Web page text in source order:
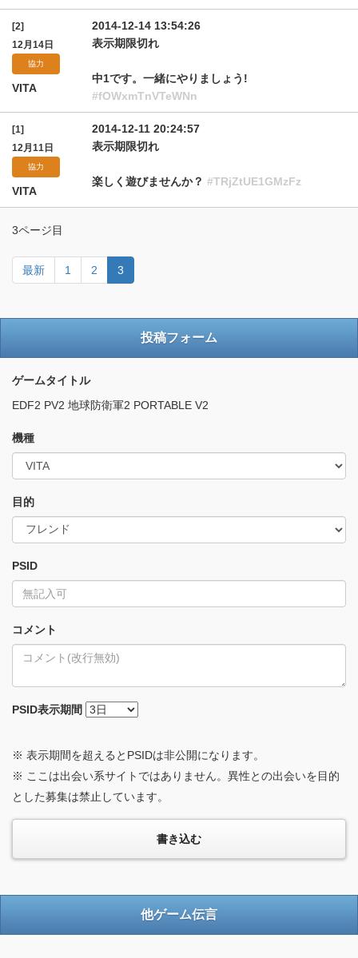
[2]
12月14日
協力
VITA
2014-12-14 13:54:26
表示期限切れ
中1です。一緒にやりましょう!
#fOWxmTnVTeWNn
[1]
12月11日
協力
VITA
2014-12-11 20:24:57
表示期限切れ
楽しく遊びませんか？ #TRjZtUE1GMzFz
3ページ目
最新 1 2 3
投稿フォーム
ゲームタイトル
EDF2 PV2 地球防衛軍2 PORTABLE V2
機種
目的
PSID
コメント
PSID表示期間
※ 表示期間を超えるとPSIDは非公開になります。
※ ここは出会い系サイトではありません。異性との出会いを目的
とした募集は禁止しています。
他ゲーム伝言